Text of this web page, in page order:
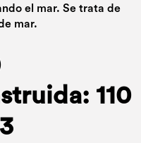
el mar. Se trata de
mar.
110